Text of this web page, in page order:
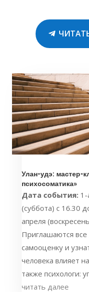
ЧИТАТЬ
Улан-удэ: мастер-
психосоматика»
Дата события: 1-
(суббота) с 16.30
апреля
Приглашаются
самооценку и
человека влияет
также психологи:
читать далее